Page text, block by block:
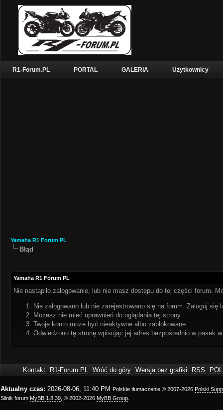
R1-Forum.PL PORTAL GALERIA Użytkownicy
Yamaha R1 Forum PL
Błąd
Yamaha R1 Forum PL
Nie nastąpiło zalogowanie, lub nie masz dostępu do tej części forum.
Nie zalogowano lub nie zarejestrowano się na forum. Zaloguj się
Możesz nie mieć uprawnień do oglądania tej strony.
Twoje konto może być nieaktywne albo zablokowane.
Odwiedzono tę stronę wpisując jej adres bezpośrednio w pasek
Kontakt R1-Forum.PL Wróć do góry Wersja bez grafiki RSS
Aktualny czas: 2026-08-06, 11:40 PM Polskie tłumaczenie © 2007-2026 Polski
Silnik forum MyBB 1.8.39 , © 2002-2026 MyBB Group